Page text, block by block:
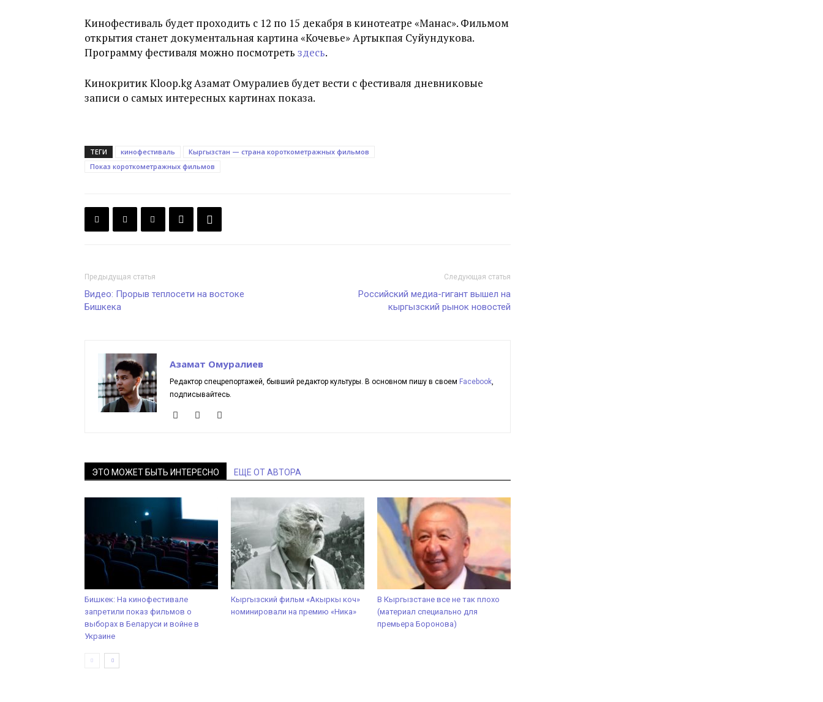
Кинофестиваль будет проходить с 12 по 15 декабря в кинотеатре «Манас». Фильмом
открытия станет документальная картина «Кочевье» Артыкпая Суйундукова.
Программу фестиваля можно посмотреть здесь.
Кинокритик Kloop.kg Азамат Омуралиев будет вести с фестиваля дневниковые
записи о самых интересных картинах показа.
ТЕГИ кинофестиваль
Кыргызстан — страна короткометражных фильмов
Показ короткометражных фильмов
Предыдущая статья
Видео: Прорыв теплосети на востоке
Бишкека
Следующая статья
Российский медиа-гигант вышел на
кыргызский рынок новостей
Азамат Омуралиев
Редактор спецрепортажей, бывший редактор культуры. В основном пишу в своем Facebook,
подписывайтесь.
ЭТО МОЖЕТ БЫТЬ ИНТЕРЕСНО ЕЩЕ ОТ АВТОРА
Бишкек: На кинофестивале
запретили показ фильмов о
выборах в Беларуси и войне в
Украине
Кыргызский фильм «Акыркы коч»
номинировали на премию «Ника»
В Кыргызстане все не так плохо
(материал специально для
премьера Боронова)